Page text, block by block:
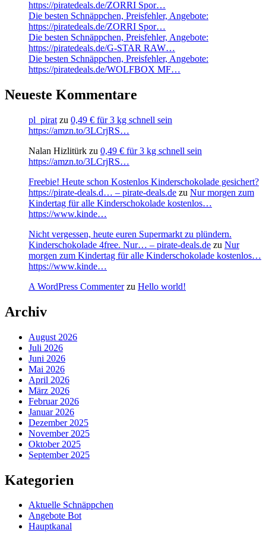
https://piratedeals.de/ZORRI Spor…
Die besten Schnäppchen, Preisfehler, Angebote:
https://piratedeals.de/ZORRI Spor…
Die besten Schnäppchen, Preisfehler, Angebote:
https://piratedeals.de/G-STAR RAW…
Die besten Schnäppchen, Preisfehler, Angebote:
https://piratedeals.de/WOLFBOX MF…
Neueste Kommentare
pl_pirat zu 0,49 € für 3 kg schnell sein
https://amzn.to/3LCrjRS…
Nalan Hizlitürk zu 0,49 € für 3 kg schnell sein
https://amzn.to/3LCrjRS…
Freebie! Heute schon Kostenlos Kinderschokolade gesichert?
https://pirate-deals.d… – pirate-deals.de zu Nur morgen zum
Kindertag für alle Kinderschokolade kostenlos…
https://www.kinde…
Nicht vergessen, heute euren Supermarkt zu plündern.
Kinderschokolade 4free. Nur… – pirate-deals.de zu Nur
morgen zum Kindertag für alle Kinderschokolade kostenlos…
https://www.kinde…
A WordPress Commenterzu Hello world!
Archiv
August 2026
Juli 2026
Juni 2026
Mai 2026
April 2026
März 2026
Februar 2026
Januar 2026
Dezember 2025
November 2025
Oktober 2025
September 2025
Kategorien
Aktuelle Schnäppchen
Angebote Bot
Hauptkanal